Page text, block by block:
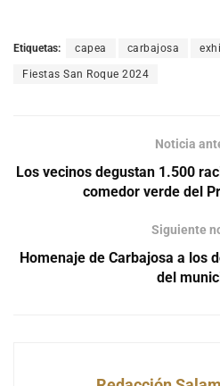
Etiquetas: capea carbajosa
Fiestas San Roque 2024
Noticia
Los vecinos degustan 1.500
comedor verde del
Siguiente
Homenaje de Carbajosa a los
del